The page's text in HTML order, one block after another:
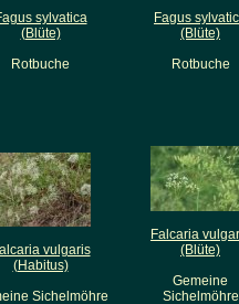
sylvatica
(Blüte)
Rotbuche
Fagus
(Blüte)
Rotbuche
vulgaris
(Habitus)
Sichelmöhre
Falcaria
(Blüte)
Gemeine
Sichelmöhre